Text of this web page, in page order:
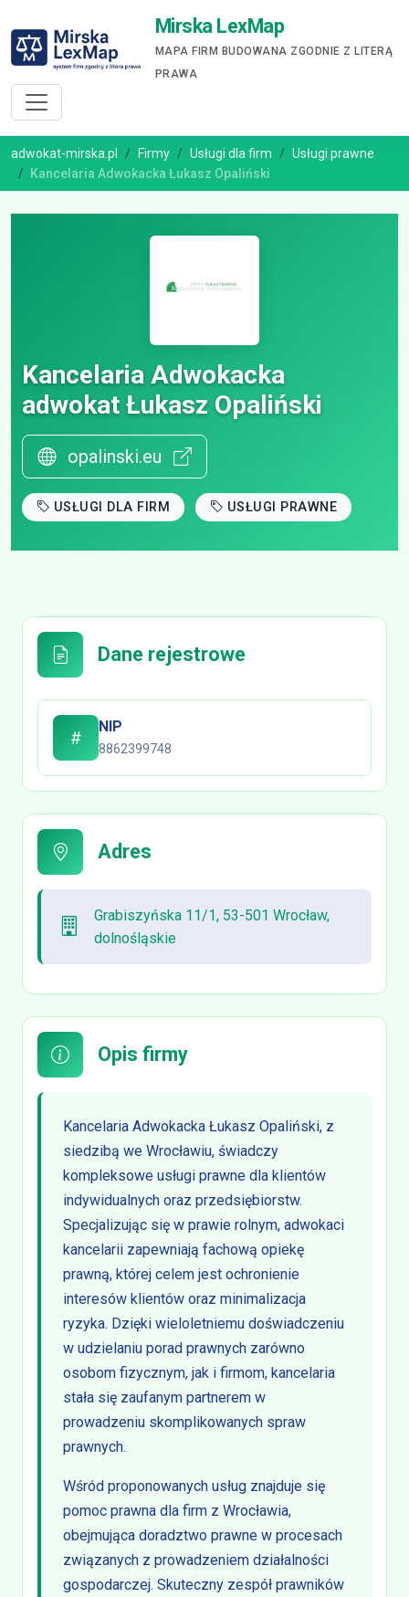
Mirska LexMap
MAPA FIRM BUDOWANA ZGODNIE Z LITERĄ
PRAWA
adwokat-mirska.pl Firmy Usługi dla firm
Usługi prawne
Kancelaria Adwokacka Łukasz Opaliński
Kancelaria Adwokacka
adwokat Łukasz Opaliński
opalinski.eu
USŁUGI DLA FIRM USŁUGI PRAWNE
Dane rejestrowe
NIP
8862399748
Adres
Grabiszyńska 11/1, 53-501 Wrocław,
dolnośląskie
Opis firmy
Kancelaria Adwokacka Łukasz Opaliński, z
siedzibą we Wrocławiu, świadczy
kompleksowe usługi prawne dla klientów
indywidualnych oraz przedsiębiorstw.
Specjalizując się w prawie rolnym, adwokaci
kancelarii zapewniają fachową opiekę
prawną, której celem jest ochronienie
interesów klientów oraz minimalizacja
ryzyka. Dzięki wieloletniemu doświadczeniu
w udzielaniu porad prawnych zarówno
osobom fizycznym, jak i firmom, kancelaria
stała się zaufanym partnerem w
prowadzeniu skomplikowanych spraw
prawnych.
Wśród proponowanych usług znajduje się
pomoc prawna dla firm z Wrocławia,
obejmująca doradztwo prawne w procesach
związanych z prowadzeniem działalności
gospodarczej. Skuteczny zespół prawników